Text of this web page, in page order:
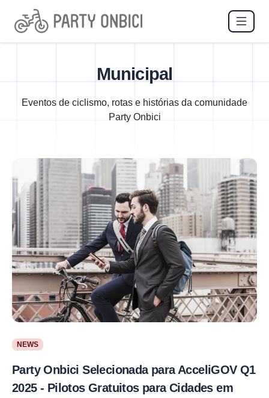
Municipal
Eventos de ciclismo, rotas e histórias da comunidade
Party Onbici
NEWS
Party Onbici Selecionada para AcceliGOV Q1
2025 - Pilotos Gratuitos para Cidades em